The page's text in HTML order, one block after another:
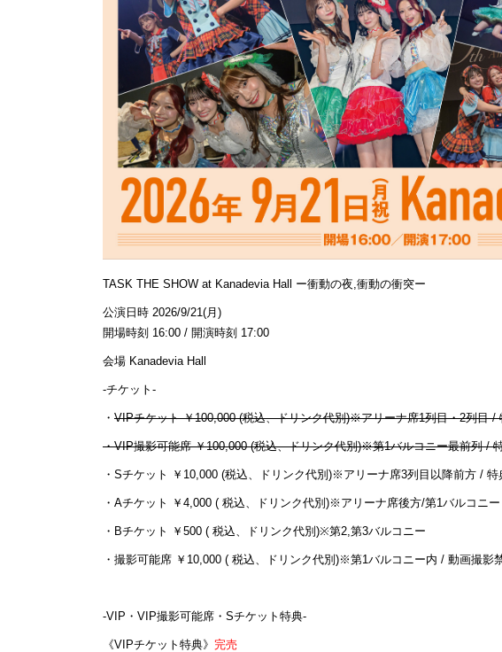
TASK THE SHOW at Kanadevia Hall ー衝動の夜,衝動の衝突ー
公演日時 2026/9/21(月)
開場時刻 16:00 / 開演時刻 17:00
会場 Kanadevia Hall
-チケット-
・ VIPチケット ￥100,000 (税込、ドリンク代別)※アリーナ席1列目・2列目 /
・VIP撮影可能席 ￥100,000 (税込、ドリンク代別)※第1バルコニー最前列 /
・Sチケット ￥10,000 (税込、ドリンク代別)※アリーナ席3列目以降前方 / 特
・Aチケット ￥4,000 ( 税込、ドリンク代別)※アリーナ席後方/第1バルコニー
・Bチケット ￥500 ( 税込、ドリンク代別)※第2,第3バルコニー
・撮影可能席 ￥10,000 ( 税込、ドリンク代別)※第1バルコニー内 / 動画撮影
-VIP・VIP撮影可能席・Sチケット特典-
《VIPチケット特典》 完売